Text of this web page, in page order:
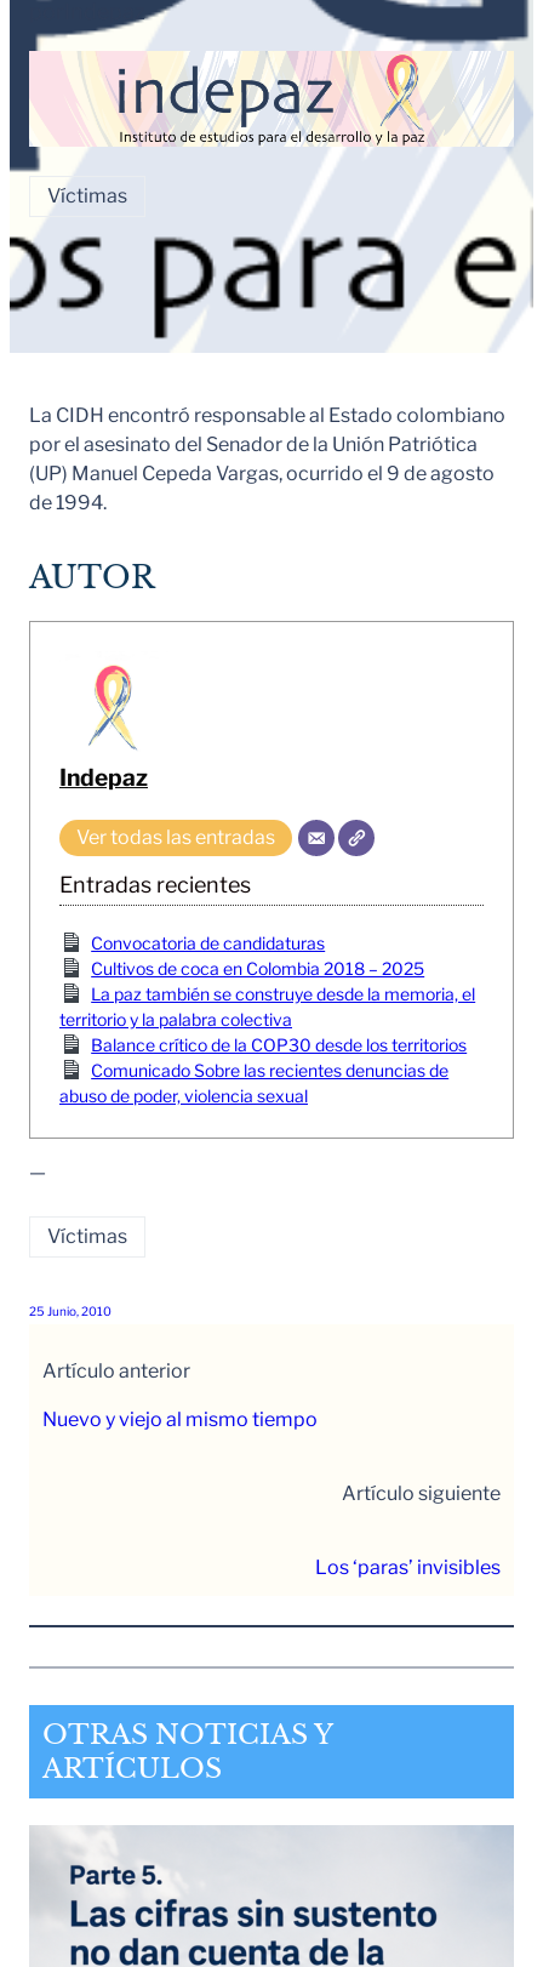
Indepaz
Víctimas
La CIDH encontró responsable al Estado colombiano
por el asesinato del Senador de la Unión Patriótica
(UP) Manuel Cepeda Vargas, ocurrido el 9 de agosto
de 1994.
AUTOR
Indepaz
Ver todas las entradas
Entradas recientes
Convocatoria de candidaturas
Cultivos de coca en Colombia 2018 – 2025
La paz también se construye desde la memoria, el
territorio y la palabra colectiva
Balance crítico de la COP30 desde los territorios
Comunicado Sobre las recientes denuncias de
abuso de poder, violencia sexual
—
Víctimas
25 Junio, 2010
Artículo anterior
Nuevo y viejo al mismo tiempo
Artículo siguiente
Los ‘paras’ invisibles
OTRAS NOTICIAS Y
ARTÍCULOS